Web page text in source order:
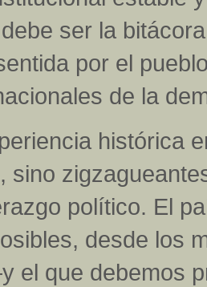
ser la
por el
de la
histórica
sino
político. El
desde los
el que debemos